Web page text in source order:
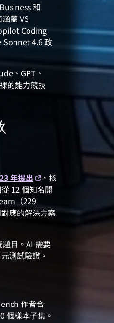
和
蓋 VS
Coding
Sonnet 4.6 政
、GPT、
的能力競技
年提出
，核
12 個知名開
（229
應的解決方案
目。AI 需要
測試驗證。
作者合
個樣本子集。